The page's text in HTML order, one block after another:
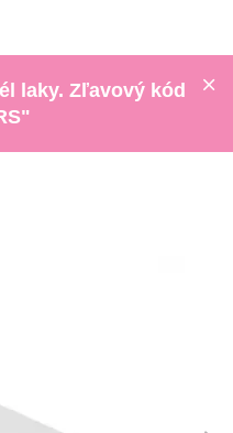
laky. Zľavový kód